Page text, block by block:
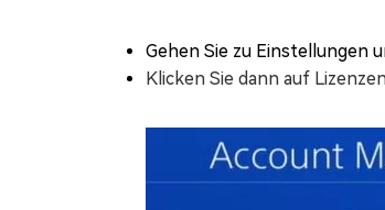
Gehen Sie zu Einstellungen
Klicken Sie dann auf